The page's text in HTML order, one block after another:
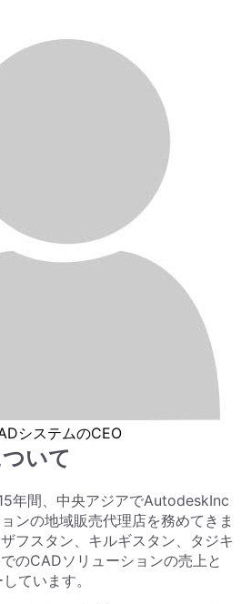
システムのCEO
いて
年間、中央アジアでAutodeskInc
ンの地域販売代理店を務めてきま
フスタン、キルギスタン、タジキ
のСADソリューションの売上と
ています。